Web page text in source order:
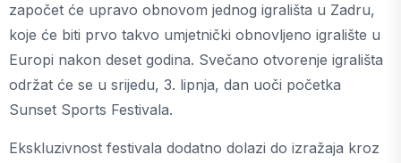
započet će upravo obnovom jednog igrališta u Zadru,
koje će biti prvo takvo umjetnički obnovljeno igralište u
Europi nakon deset godina. Svečano otvorenje igrališta
održat će se u srijedu, 3. lipnja, dan uoči početka
Sunset Sports Festivala.
Ekskluzivnost festivala dodatno dolazi do izražaja kroz